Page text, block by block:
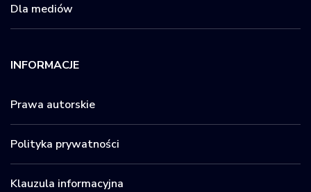
Dla mediów
INFORMACJE
Prawa autorskie
Polityka prywatności
Klauzula informacyjna